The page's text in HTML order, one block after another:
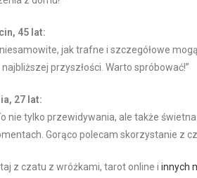
45 lat:
jak trafne i szczegółowe
przyszłości. Warto spróbować!”
27 lat:
nie tylko przewidywania, ale także
Gorąco polecam skorzystanie z
z czatu z wróżkami, tarot online i innych